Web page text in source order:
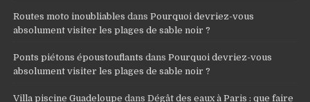
Routes moto inoubliables dansPourquoi devriez-vous
absolument visiter les plages de sable noir ?
Ponts piétons époustouflants dansPourquoi devriez-vous
absolument visiter les plages de sable noir ?
Villa piscine Guadeloupe dansDégât des eaux à Paris : que faire